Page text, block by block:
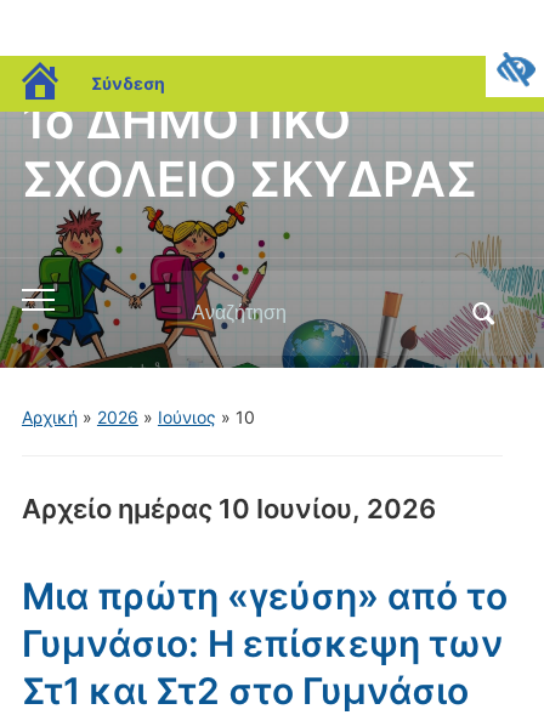
blogs.sch.gr
Σύνδεση
1ο ΔΗΜΟΤΙΚΟ
ΣΧΟΛΕΙΟ ΣΚΥΔΡΑΣ
Εναλλαγή
του
μενού
για
Αναζήτηση
για:
Αρχική» 2026 » Ιούνιος » 10
Αρχείο ημέρας 10 Ιουνίου, 2026
Μια πρώτη «γεύση» από το
Γυμνάσιο: Η επίσκεψη των
Στ1 και Στ2 στο Γυμνάσιο